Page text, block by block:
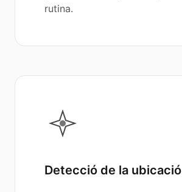
rutina.
Detecció de la ubicació